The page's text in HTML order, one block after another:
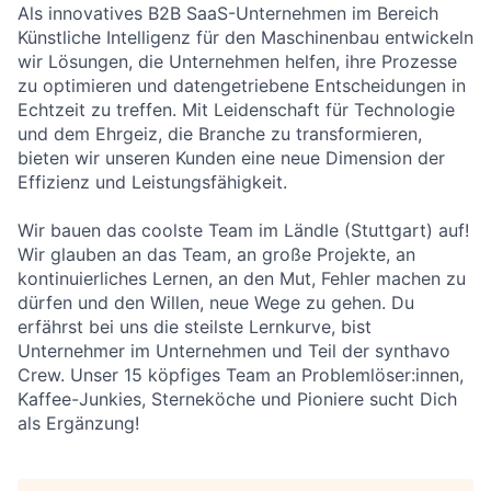
Als innovatives B2B SaaS-Unternehmen im Bereich
Künstliche Intelligenz für den Maschinenbau entwickeln
wir Lösungen, die Unternehmen helfen, ihre Prozesse
zu optimieren und datengetriebene Entscheidungen in
Echtzeit zu treffen. Mit Leidenschaft für Technologie
und dem Ehrgeiz, die Branche zu transformieren,
bieten wir unseren Kunden eine neue Dimension der
Effizienz und Leistungsfähigkeit.
Wir bauen das coolste Team im Ländle (Stuttgart) auf!
Wir glauben an das Team, an große Projekte, an
kontinuierliches Lernen, an den Mut, Fehler machen zu
dürfen und den Willen, neue Wege zu gehen. Du
erfährst bei uns die steilste Lernkurve, bist
Unternehmer im Unternehmen und Teil der synthavo
Crew. Unser 15 köpfiges Team an Problemlöser:innen,
Kaffee-Junkies, Sterneköche und Pioniere sucht Dich
als Ergänzung!